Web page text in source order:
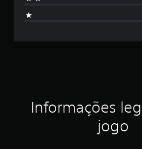
Informações
jogo